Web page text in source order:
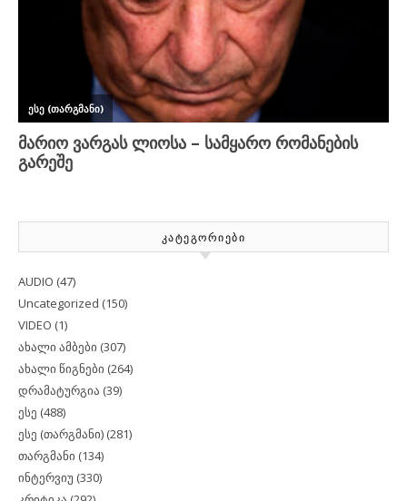
ᲙᲐᲢᲔᲒᲝᲠᲘᲔᲑᲘ
AUDIO (47)
Uncategorized (150)
VIDEO (1)
ახალი ამბები (307)
ახალი წიგნები (264)
დრამატურგია (39)
ესე (488)
ესე (თარგმანი) (281)
თარგმანი (134)
ინტერვიუ (330)